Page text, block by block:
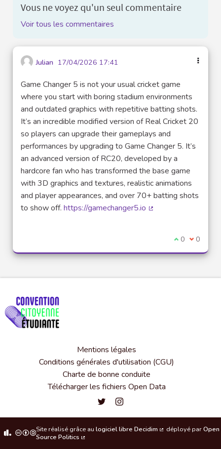
Vous ne voyez qu'un seul commentaire
Voir tous les commentaires
Julian 17/04/2026 17:41
Game Changer 5 is not your usual cricket game
where you start with boring stadium environments
and outdated graphics with repetitive batting shots.
It’s an incredible modified version of Real Cricket 20
so players can upgrade their gameplays and
performances by upgrading to Game Changer 5. It’s
an advanced version of RC20, developed by a
hardcore fan who has transformed the base game
with 3D graphics and textures, realistic animations
and player appearances, and over 70+ batting shots
to show off. https://gamechanger5.io
Je suis
0 Je ne
0
Mentions légales
Conditions générales d'utilisation (CGU)
Charte de bonne conduite
Télécharger les fichiers Open Data
Convention citoyenne étudiante
Convention citoyenne
Site réalisé grâce au logiciel libre Decidim
(Lien externe)
déployé parOpen
Source Politics